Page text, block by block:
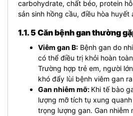
carbohydrate, chất béo, protein
sản sinh hồng cầu, điều hòa huyết
1.1. 5 Căn bệnh gan thường
Viêm gan B: Bệnh gan do
có thể điều trị khỏi hoàn
Trường hợp trẻ em, người
khó đẩy lùi bệnh viêm gan
Gan nhiễm mỡ: Khi tế bào
lượng mỡ tích tụ xung
trọng lượng gan. Gan nhiễm